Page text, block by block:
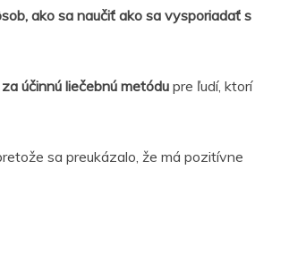
ako sa naučiť ako sa vysporiadať s
účinnú liečebnú metódupre ľudí, ktorí
sa preukázalo, že má pozitívne